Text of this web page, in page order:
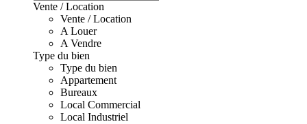
Vente / Location
Vente / Location
A Louer
A Vendre
Type du bien
Type du bien
Appartement
Bureaux
Local Commercial
Local Industriel